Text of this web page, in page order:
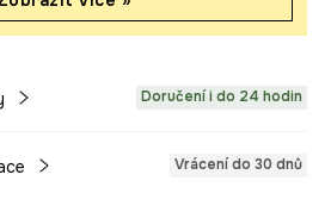
Doručení i do 24 hodin
Vrácení do 30 dnů